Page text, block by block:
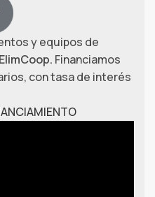
y equipos de
Financiamos
con tasa de interés